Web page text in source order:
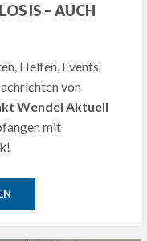
IS – AUCH
Helfen, Events
von
Wendel Aktuell
mit